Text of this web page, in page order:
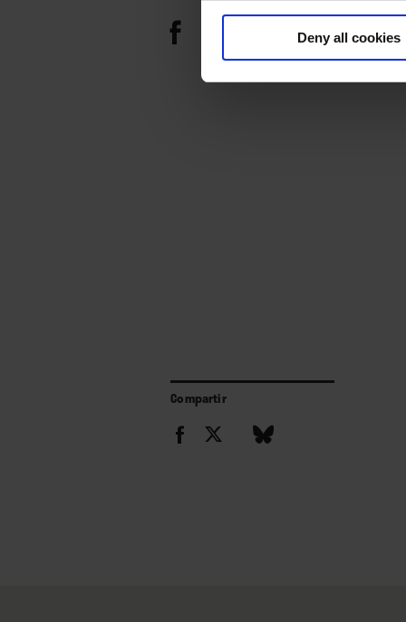
Deny all cookies
Compartir